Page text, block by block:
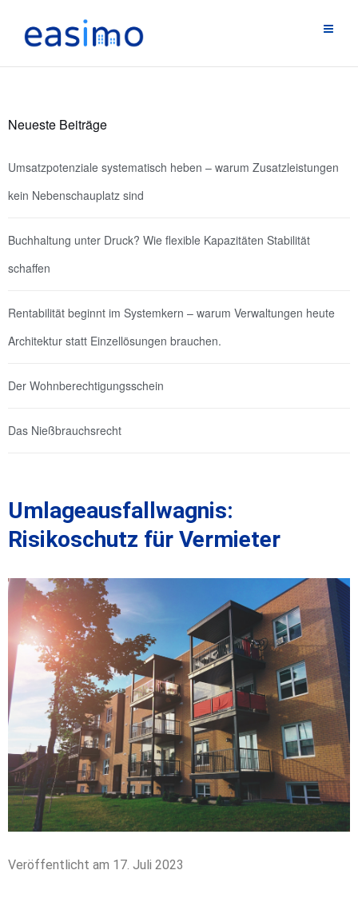
Neueste Beiträge
Umsatzpotenziale systematisch heben – warum Zusatzleistungen
kein Nebenschauplatz sind
Buchhaltung unter Druck? Wie flexible Kapazitäten Stabilität
schaffen
Rentabilität beginnt im Systemkern – warum Verwaltungen heute
Architektur statt Einzellösungen brauchen.
Der Wohnberechtigungsschein
Das Nießbrauchsrecht
Umlageausfallwagnis:
Risikoschutz für Vermieter
Veröffentlicht am 17. Juli 2023